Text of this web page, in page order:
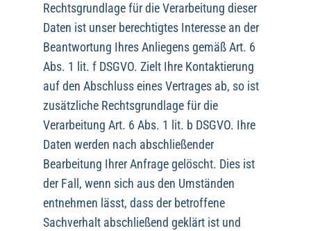
Rechtsgrundlage für die Verarbeitung dieser
Daten ist unser berechtigtes Interesse an der
Beantwortung Ihres Anliegens gemäß Art. 6
Abs. 1 lit. f DSGVO. Zielt Ihre Kontaktierung
auf den Abschluss eines Vertrages ab, so ist
zusätzliche Rechtsgrundlage für die
Verarbeitung Art. 6 Abs. 1 lit. b DSGVO. Ihre
Daten werden nach abschließender
Bearbeitung Ihrer Anfrage gelöscht. Dies ist
der Fall, wenn sich aus den Umständen
entnehmen lässt, dass der betroffene
Sachverhalt abschließend geklärt ist und